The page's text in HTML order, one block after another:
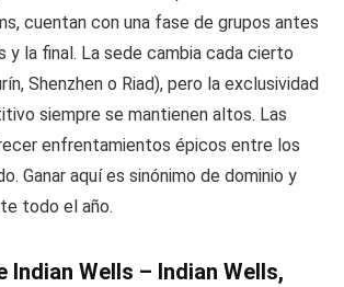
cuentan con una fase de grupos antes
y la final. La sede cambia cada cierto
Shenzhen o Riad), pero la exclusividad
siempre se mantienen altos. Las
enfrentamientos épicos entre los
Ganar aquí es sinónimo de dominio y
todo el año.
Indian Wells – Indian Wells,